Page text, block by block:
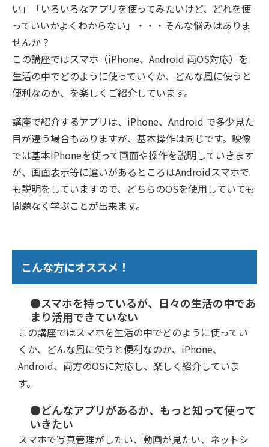
い」「いろいろなアプリを使ってみたいけど、どれを使
っていいかよくわからない」・・・そんな悩みはありま
せんか？
この講座ではスマホ（iPhone、Android 両OS対応）を
生活の中でどのように使っていくか、どんな風に使うと
便利なのか、を楽しくご紹介しています。
講座で紹介するアプリは、iPhone、Android で多少見た
目が違う場合もありますが、基本操作は同じです。映像
では基本iPhoneを使って画面や操作を説明していきます
が、画面表示等に違いがあるところはAndroidスマホで
も説明をしていますので、どちらのOSを使用していても
問題なく学ぶことが出来ます。
こんな方にオススメ！
●スマホを持っているが、日々の生活の中であ
まり活用できていない
この講座ではスマホを生活の中でどのように使ってい
くか、どんな風に使うと便利なのか、iPhone、
Android、両方のOSに対応し、楽しく紹介していま
す。
●どんなアプリがあるか、もっと知って使って
いきたい
スマホで写真管理がしたい、動画が見たい、ネットシ